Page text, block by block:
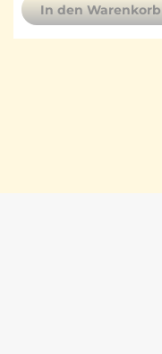
In den Warenkorb